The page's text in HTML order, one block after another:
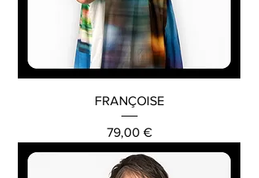
FRANÇOISE
Preis
79,00 €